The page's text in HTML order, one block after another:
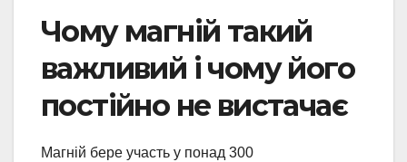
Чому магній такий
важливий і чому його
постійно не вистачає
Магній бере участь у понад 300